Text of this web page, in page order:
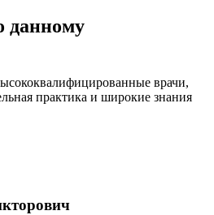
данному
врачи,
практика и широкие знания